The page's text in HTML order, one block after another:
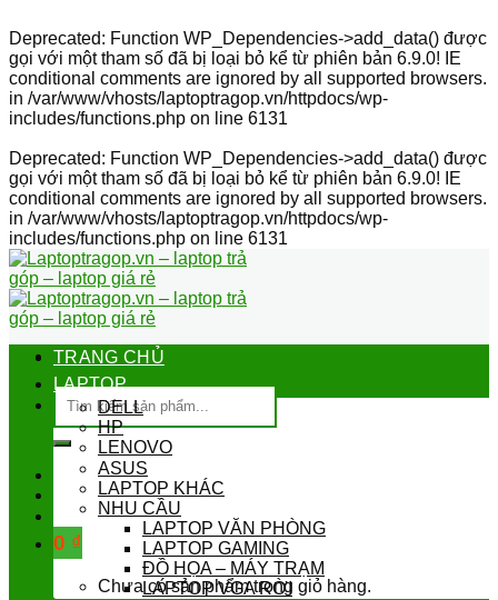
Deprecated: Function WP_Dependencies->add_data() được
gọi với một tham số đã bị loại bỏ kể từ phiên bản 6.9.0! IE
conditional comments are ignored by all supported browsers.
in /var/www/vhosts/laptoptragop.vn/httpdocs/wp-
includes/functions.php on line 6131
Deprecated: Function WP_Dependencies->add_data() được
gọi với một tham số đã bị loại bỏ kể từ phiên bản 6.9.0! IE
conditional comments are ignored by all supported browsers.
in /var/www/vhosts/laptoptragop.vn/httpdocs/wp-
includes/functions.php on line 6131
Skip
to
content
Tìm
kiếm:
0 ₫
Chưa có sản phẩm trong giỏ hàng.
TRANG CHỦ
LAPTOP
DELL
HP
LENOVO
ASUS
LAPTOP KHÁC
NHU CẦU
LAPTOP VĂN PHÒNG
LAPTOP GAMING
ĐỒ HỌA – MÁY TRẠM
LAPTOP VGA RỜI